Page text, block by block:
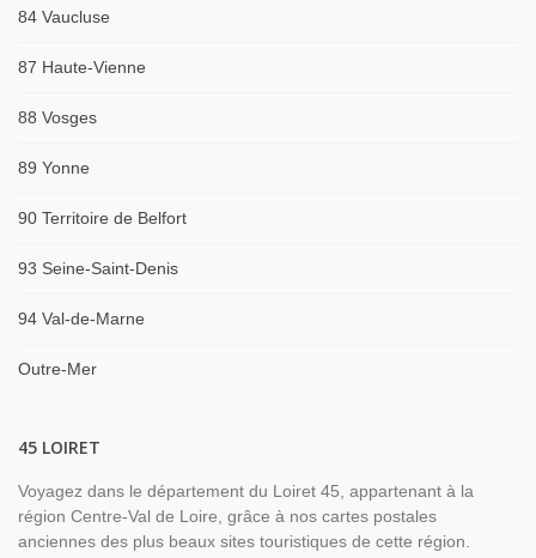
84 Vaucluse
87 Haute-Vienne
88 Vosges
89 Yonne
90 Territoire de Belfort
93 Seine-Saint-Denis
94 Val-de-Marne
Outre-Mer
45 LOIRET
Voyagez dans le département du Loiret 45, appartenant à la
région Centre-Val de Loire, grâce à nos cartes postales
anciennes des plus beaux sites touristiques de cette région.